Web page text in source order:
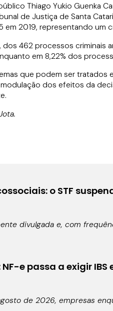
Thiago Yukio Guenka
de Justiça de Santa
em 2019, representando um
dos 462 processos
em 8,22% dos
que podem ser tratados
dos efeitos da
o STF
divulgada e, com
e passa a exigir IBS
de 2026, empresas